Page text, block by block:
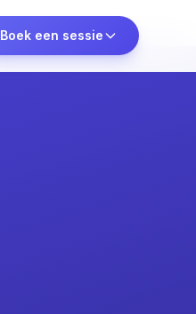
Boek een sessie